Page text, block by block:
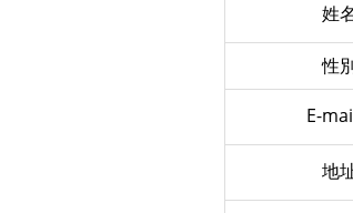
姓
性
E-
地